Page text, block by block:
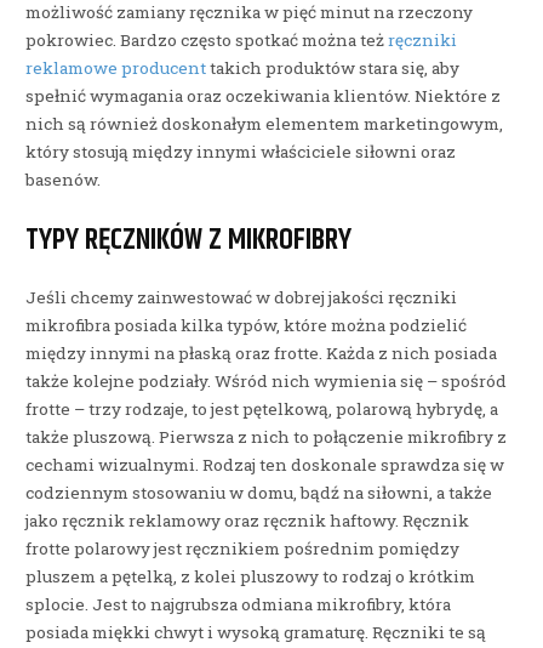
możliwość zamiany ręcznika w pięć minut na rzeczony
pokrowiec. Bardzo często spotkać można teżręczniki
reklamowe producenttakich produktów stara się, aby
spełnić wymagania oraz oczekiwania klientów. Niektóre z
nich są również doskonałym elementem marketingowym,
który stosują między innymi właściciele siłowni oraz
basenów.
TYPY RĘCZNIKÓW Z MIKROFIBRY
Jeśli chcemy zainwestować w dobrej jakości ręczniki
mikrofibra posiada kilka typów, które można podzielić
między innymi na płaską oraz frotte. Każda z nich posiada
także kolejne podziały. Wśród nich wymienia się – spośród
frotte – trzy rodzaje, to jest pętelkową, polarową hybrydę, a
także pluszową. Pierwsza z nich to połączenie mikrofibry z
cechami wizualnymi. Rodzaj ten doskonale sprawdza się w
codziennym stosowaniu w domu, bądź na siłowni, a także
jako ręcznik reklamowy oraz ręcznik haftowy. Ręcznik
frotte polarowy jest ręcznikiem pośrednim pomiędzy
pluszem a pętelką, z kolei pluszowy to rodzaj o krótkim
splocie. Jest to najgrubsza odmiana mikrofibry, która
posiada miękki chwyt i wysoką gramaturę. Ręczniki te są